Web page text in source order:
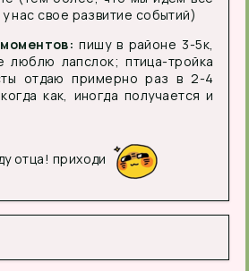
нас свое развитие событий)
пишу в районе 3-5к,
люблю лапслок; птица-тройка
отдаю примерно раз в 2-4
как, иногда получается и
отца! приходи